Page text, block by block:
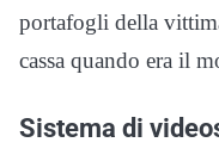
portafogli della
cassa quando era il
Sistema di